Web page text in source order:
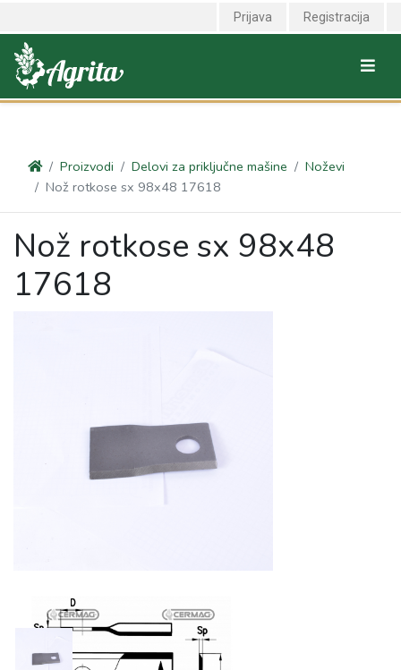
<link rel="canonical" href="https://agrita.rs/proizvodi/delovi-za-
prikljucne-masine/nozevi-rotkose/noz-rotkose-sx-98x48-17618" />
Prijava Registracija
Proizvodi Delovi za priključne mašine
Noževi
Nož rotkose sx 98x48 17618
Nož rotkose sx 98x48
17618